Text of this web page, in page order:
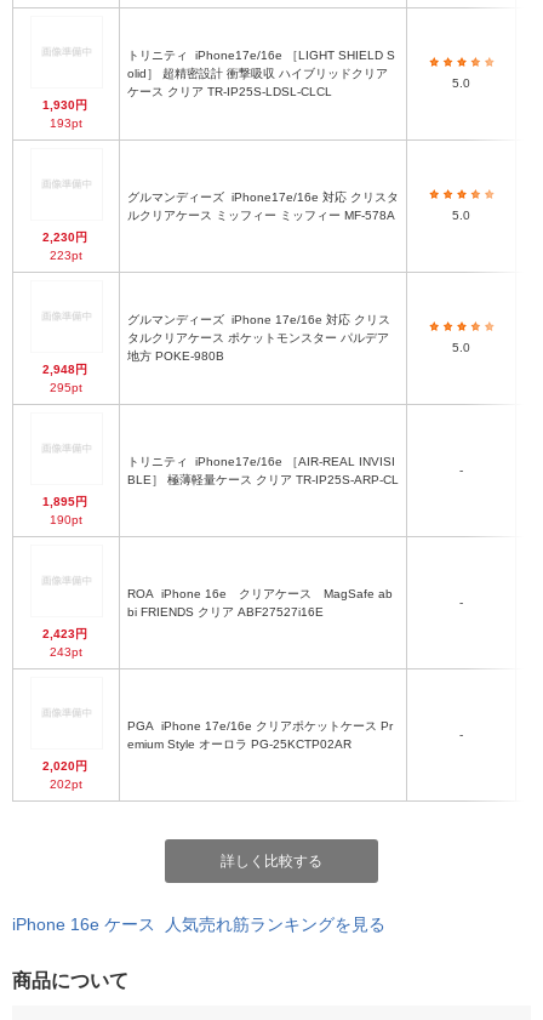
1,930円
193pt
トリニティ
olid］ 超精密設計 衝撃吸収 ハイブリッドクリア
ケース クリア TR-IP25S-LDSL-CLCL
5.0
2,230円
223pt
グルマンディーズ
ルクリアケース ミッフィー ミッフィー MF-578A
5.0
2,948円
295pt
グルマンディーズ
タルクリアケース ポケットモンスター パルデア
地方 POKE-980B
5.0
1,895円
190pt
トリニティ
BLE］ 極薄軽量ケース クリア TR-IP25S-ARP-CL
-
2,423円
243pt
ROA
bi FRIENDS クリア ABF27527i16E
-
2,020円
202pt
PGA
emium Style オーロラ PG-25KCTP02AR
-
詳しく比較する
iPhone 16e ケース 人気売れ筋ランキングを見る
商品について